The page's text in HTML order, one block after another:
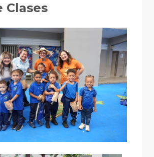
Clases